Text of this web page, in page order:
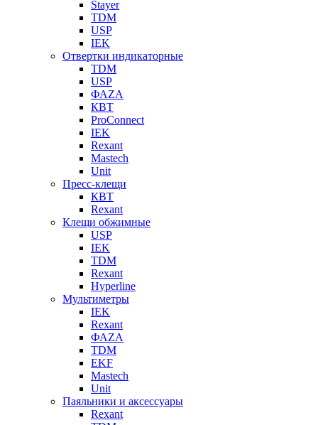
Stayer
TDM
USP
IEK
Отвертки индикаторные
TDM
USP
ФАZА
КВТ
ProConnect
IEK
Rexant
Mastech
Unit
Пресс-клещи
КВТ
Rexant
Клещи обжимные
USP
IEK
TDM
Rexant
Hyperline
Мультиметры
IEK
Rexant
ФАZА
TDM
EKF
Mastech
Unit
Паяльники и аксессуары
Rexant